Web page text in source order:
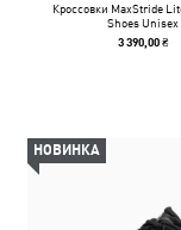
Кроссовки MaxStride
Shoes Unisex
3 390,00 ₴
НОВИНКА